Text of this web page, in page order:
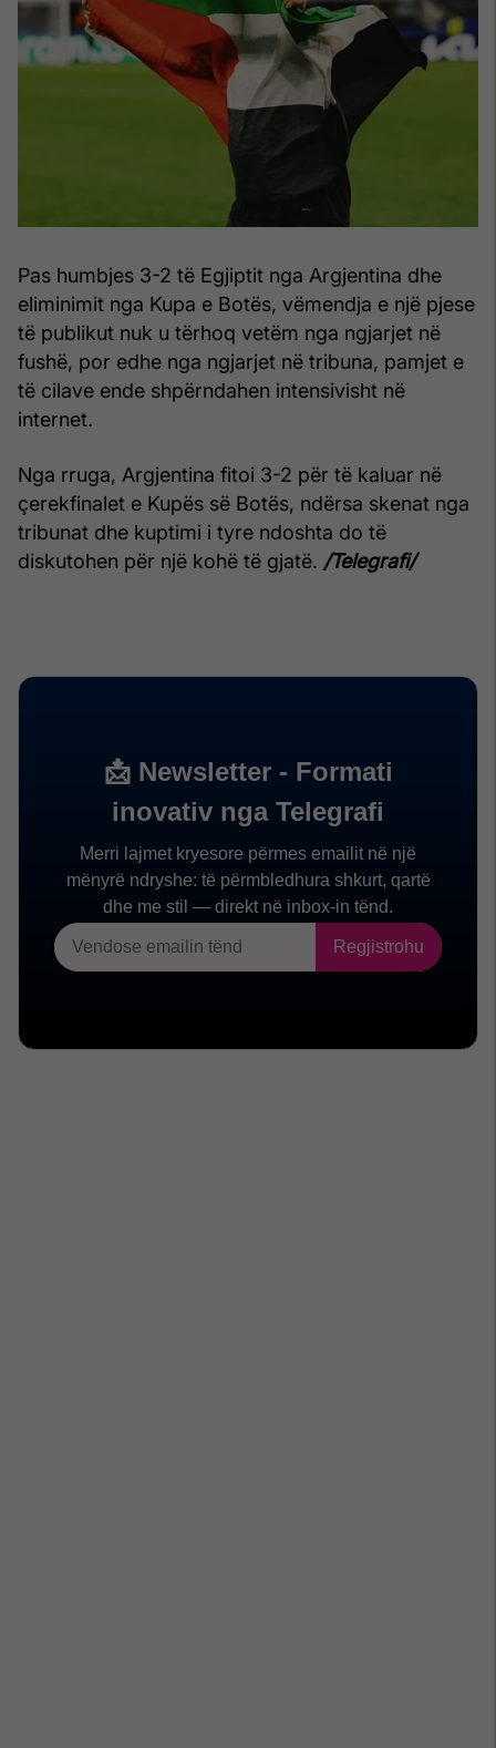
Pas humbjes 3-2 të Egjiptit nga Argjentina dhe
eliminimit nga Kupa e Botës, vëmendja e një pjese
të publikut nuk u tërhoq vetëm nga ngjarjet në
fushë, por edhe nga ngjarjet në tribuna, pamjet e
të cilave ende shpërndahen intensivisht në
internet.
Nga rruga, Argjentina fitoi 3-2 për të kaluar në
çerekfinalet e Kupës së Botës, ndërsa skenat nga
tribunat dhe kuptimi i tyre ndoshta do të
diskutohen për një kohë të gjatë. /Telegrafi/